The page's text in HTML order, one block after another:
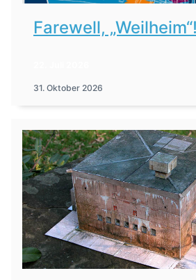
Farewell, „Weilheim“!
31. Oktober 2026